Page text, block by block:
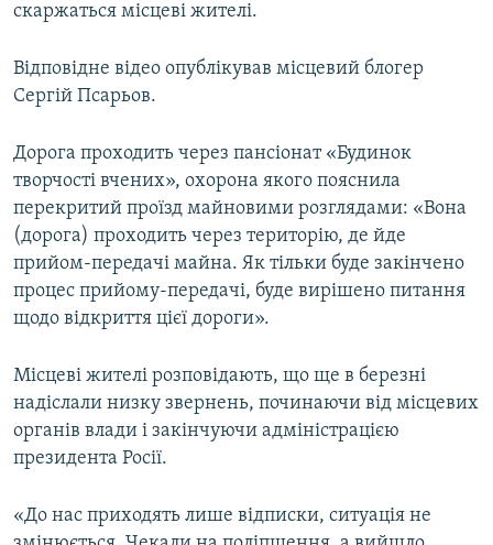
Усі сайти RFE/RL
скаржаться місцеві жителі.
Відповідне відео опублікував місцевий блогер
Сергій Псарьов.
Дорога проходить через пансіонат «Будинок
творчості вчених», охорона якого пояснила
перекритий проїзд майновими розглядами: «Вона
(дорога) проходить через територію, де йде
прийом-передачі майна. Як тільки буде закінчено
процес прийому-передачі, буде вирішено питання
щодо відкриття цієї дороги».
Місцеві жителі розповідають, що ще в березні
надіслали низку звернень, починаючи від місцевих
органів влади і закінчуючи адміністрацією
президента Росії.
«До нас приходять лише відписки, ситуація не